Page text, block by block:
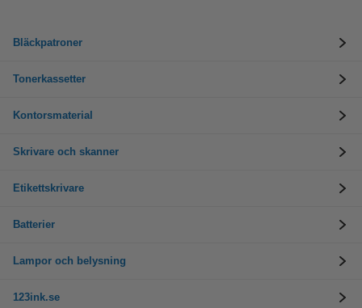
Bläckpatroner
Tonerkassetter
Kontorsmaterial
Skrivare och skanner
Etikettskrivare
Batterier
Lampor och belysning
123ink.se